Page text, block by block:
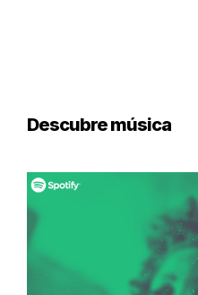
Descubre música